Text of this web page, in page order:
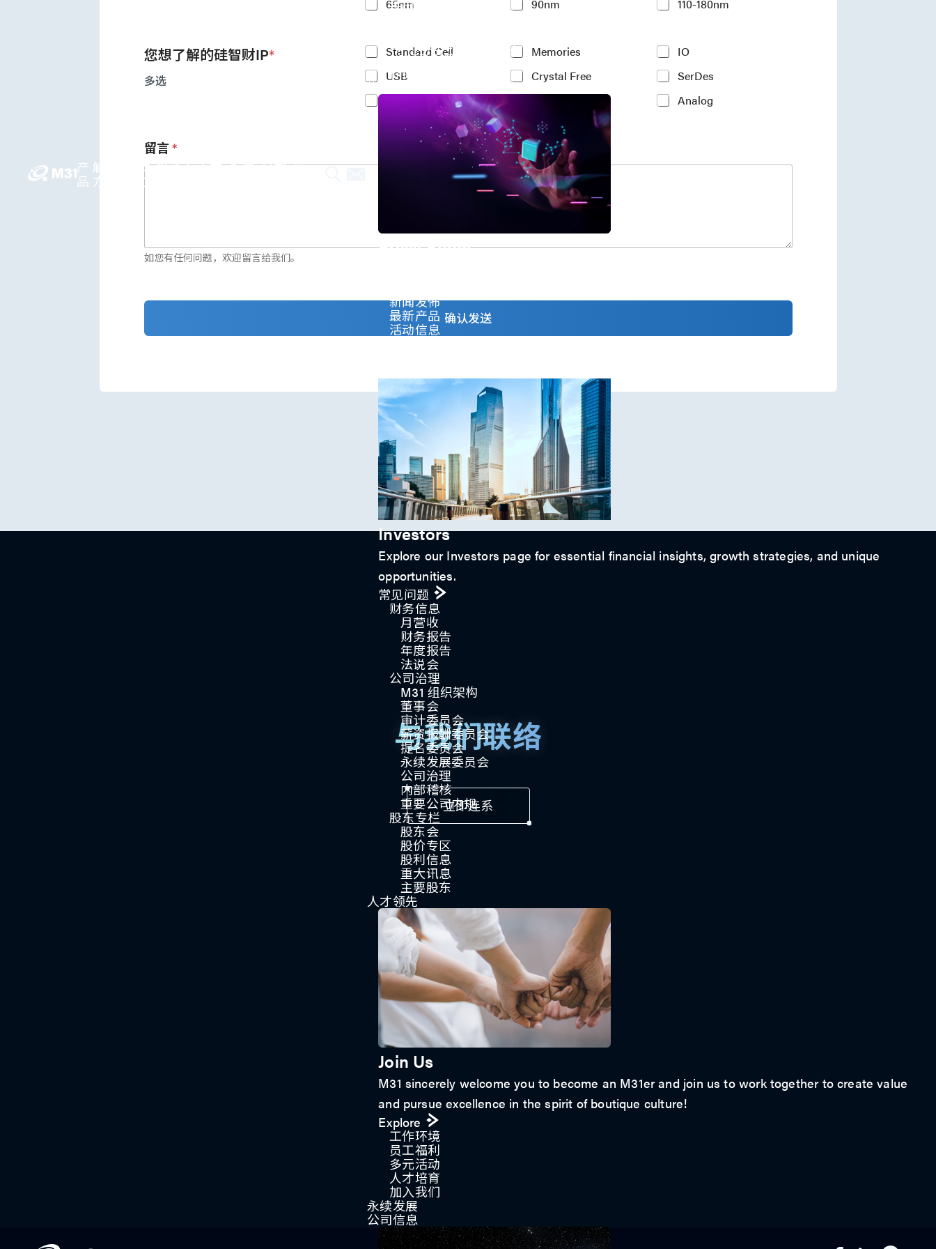
产
品
解决
方案
媒体
中心
投资人人才 永续 公司 简
高效能运算与数据中心
5G行动运算
存储应用
媒体中心
Press Room
新闻发佈
最新产品
活动信息
Investors
Explore our Investors page for essential financial insights, growth strategies, and unique
opportunities.
常见问题
财务信息
月营收
财务报告
年度报告
法说会
公司治理
M31 组织架构
董事会
审计委员会
薪资报酬委员会
提名委员会
永续发展委员会
公司治理
内部稽核
重要公司内规
股东专栏
股东会
股价专区
股利信息
重大讯息
主要股东
人才领先
Join Us
M31 sincerely welcome you to become an M31er and join us to work together to create value
and pursue excellence in the spirit of boutique culture!
Explore
工作环境
员工福利
多元活动
人才培育
加入我们
永续发展
公司信息
t
e
s
t
d
e
e
65nm
90nm 110-180nm
您想了解的硅智财IP*
多选
Y
o
u
r
I
e
P
p
*
Standard Cell Memories
IO
USB
Crystal Free
SerDes
Analog
留言*
如您有任何问题，欢迎留言给我们。
确认发送
与我们联络
立即连系